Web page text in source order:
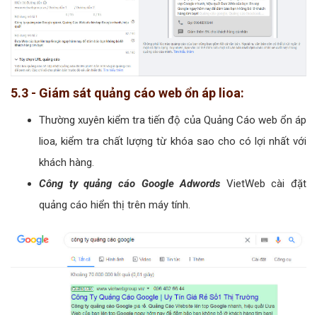
5.3 - Giám sát quảng cáo web ổn áp lioa:
Thường xuyên kiểm tra tiến độ của Quảng Cáo web ổn áp
lioa, kiểm tra chất lượng từ khóa sao cho có lợi nhất với
khách hàng.
Công ty quảng cáo Google Adwords VietWeb cài đặt
quảng cáo hiển thị trên máy tính.